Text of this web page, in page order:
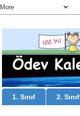
1. Sınıf 2. Sınıf